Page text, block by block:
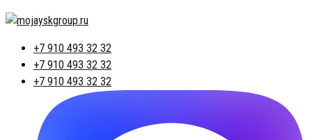
+7 910 493 32 32
+7 910 493 32 32
+7 910 493 32 32